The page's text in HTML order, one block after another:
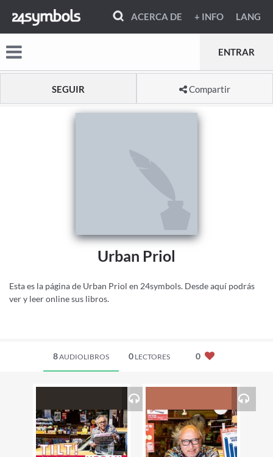
ACERCA DE + INFO LANG
ENTRAR
SEGUIR Compartir
Urban Priol
Esta es la página de Urban Priol en 24symbols. Desde aquí podrás
ver y leer online sus libros.
8AUDIOLIBROS 0 LECTORES 0